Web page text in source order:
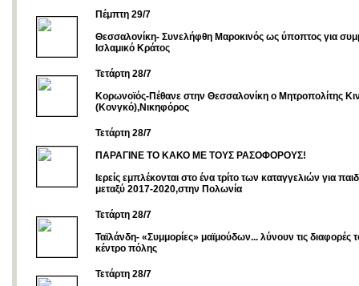
Πέμπτη 29/7
Θεσσαλονίκη- Συνελήφθη Μαροκινός ως ύποπτος για
Ισλαμικό Κράτος
Τετάρτη 28/7
Κορωνοϊός-Πέθανε στην Θεσσαλονίκη ο Μητροπολίτης
(Κονγκό),Νικηφόρος
Τετάρτη 28/7
ΠΑΡΑΓΙΝΕ ΤΟ ΚΑΚΟ ΜΕ ΤΟΥΣ ΡΑΣΟΦΟΡΟΥΣ!
Ιερείς εμπλέκονται στο ένα τρίτο των καταγγελιών για
μεταξύ 2017-2020,στην Πολωνία
Τετάρτη 28/7
Ταϊλάνδη- «Συμμορίες» μαϊμούδων... λύνουν τις διαφορές
κέντρο πόλης
Τετάρτη 28/7